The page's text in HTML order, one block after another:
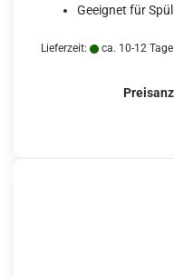
Geeignet für
Lieferzeit: ca. 10-12 Tage